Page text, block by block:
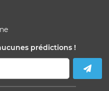
prédictions !